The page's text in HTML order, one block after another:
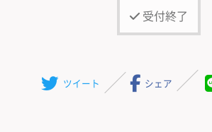
受付終了
ツイート シェア